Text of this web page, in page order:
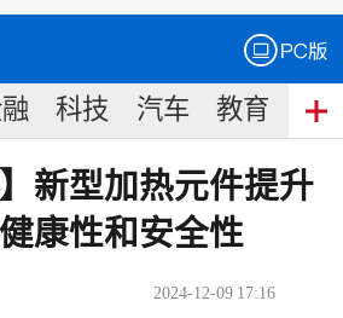
科技 汽车 教育 食
】新型加热元件提升
康性和安全性
2024-12-09 17:16